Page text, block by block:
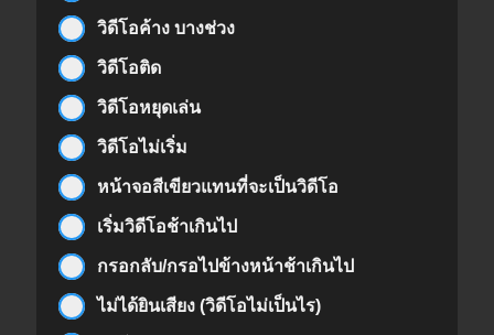
วิดีโอค้าง บางช่วง
วิดีโอติด
วิดีโอหยุดเล่น
วิดีโอไม่เริ่ม
หน้าจอสีเขียวแทนที่จะเป็นวิดีโอ
เริ่มวิดีโอช้าเกินไป
กรอกลับ/กรอไปข้างหน้าช้าเกินไป
ไม่ได้ยินเสียง (วิดีโอไม่เป็นไร)